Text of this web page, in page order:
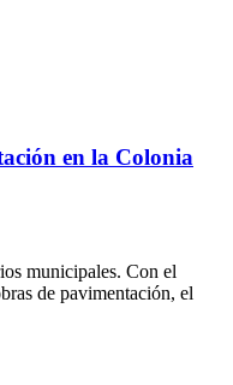
en la Colonia
municipales. Con el
de pavimentación, el